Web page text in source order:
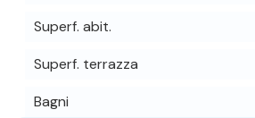
Superf. abit.
Superf. terrazza
Bagni